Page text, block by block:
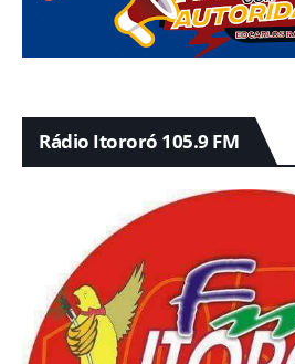
Rádio Itororó 105.9 FM